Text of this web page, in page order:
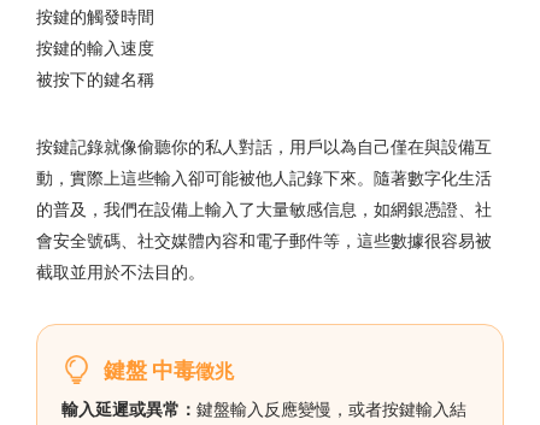
按鍵的觸發時間
按鍵的輸入速度
被按下的鍵名稱
按鍵記錄就像偷聽你的私人對話，用戶以為自己僅在與設備互
動，實際上這些輸入卻可能被他人記錄下來。隨著數字化生活
的普及，我們在設備上輸入了大量敏感信息，如網銀憑證、社
會安全號碼、社交媒體內容和電子郵件等，這些數據很容易被
截取並用於不法目的。
鍵盤 中毒徵兆
輸入延遲或異常： 鍵盤輸入反應變慢，或者按鍵輸入結